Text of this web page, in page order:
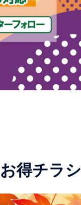
得チラシ